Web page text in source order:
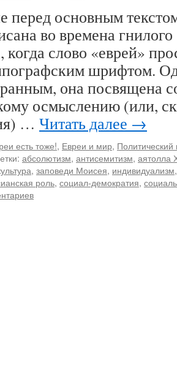
перед основным
во времена гнилого
когда слово «еврей»
шрифтом.
она посвящена
осмыслению (или,
… Читать далее →
есть тоже!, Евреи и мир,
абсолютизм, антисемитизм, аятолла
, заповеди Моисея, индивидуализм
роль, социал-демократия,